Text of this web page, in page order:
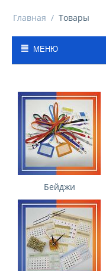
Главная / Товары
МЕНЮ
Бейджи